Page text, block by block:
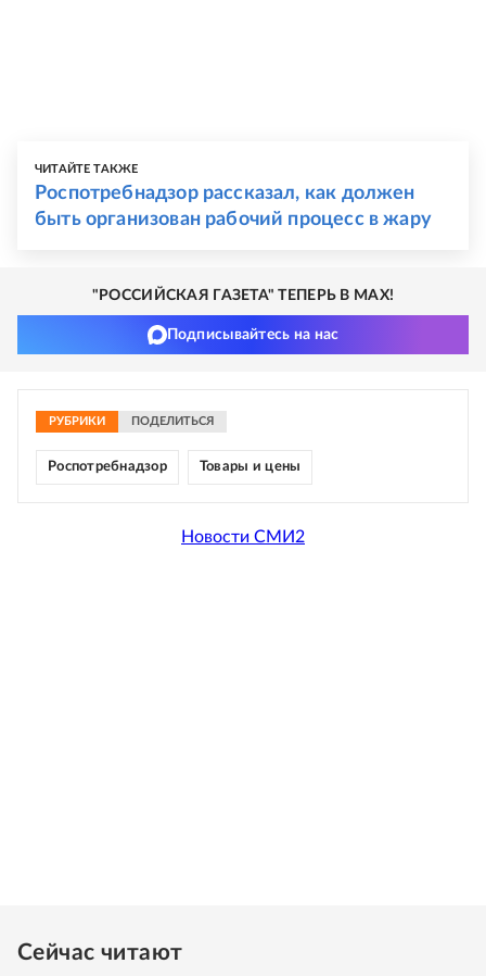
ЧИТАЙТЕ ТАКЖЕ
Роспотребнадзор рассказал, как должен
быть организован рабочий процесс в жару
"РОССИЙСКАЯ ГАЗЕТА" ТЕПЕРЬ В MAX!
Подписывайтесь на нас
РУБРИКИ ПОДЕЛИТЬСЯ
Роспотребнадзор Товары и цены
Новости СМИ2
Сейчас читают